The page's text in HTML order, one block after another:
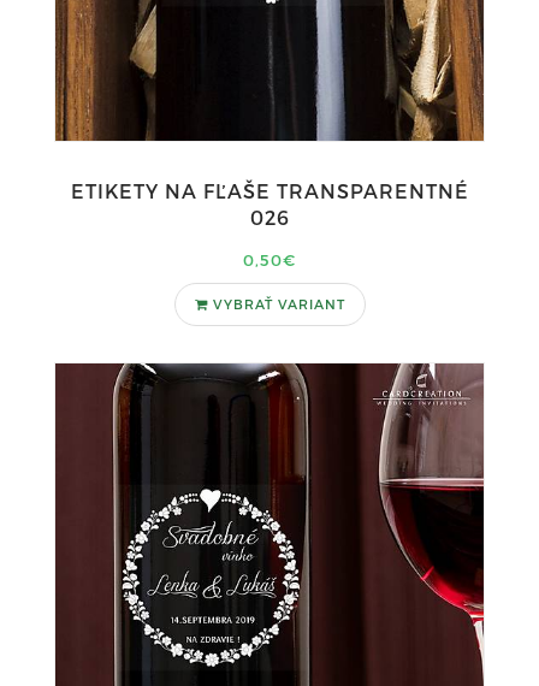
ETIKETY NA FĽAŠE TRANSPARENTNÉ
026
0,50€
VYBRAŤ VARIANT